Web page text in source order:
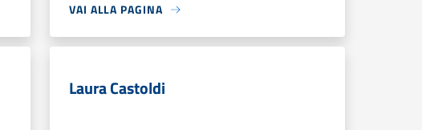
VAI ALLA PAGINA
Laura Castoldi